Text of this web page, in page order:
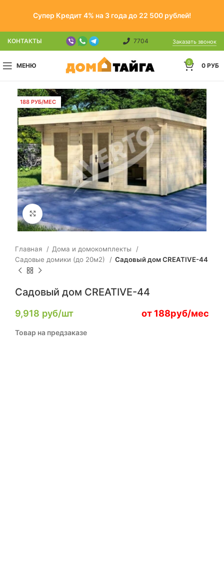
Супер Кредит 4% на 3 года до 22 500 рублей!
КОНТАКТЫ 7704 Заказать звонок
МЕНЮ 0 0 РУБ
188 РУБ/МЕС
Click to enlarge
Главная
Дома и домокомплекты
Садовые домики (до 20м2)
Садовый дом CREATIVE-44
Садовый дом CREATIVE-44
9,918 руб/шт от 188руб/мес
Товар на предзаказе